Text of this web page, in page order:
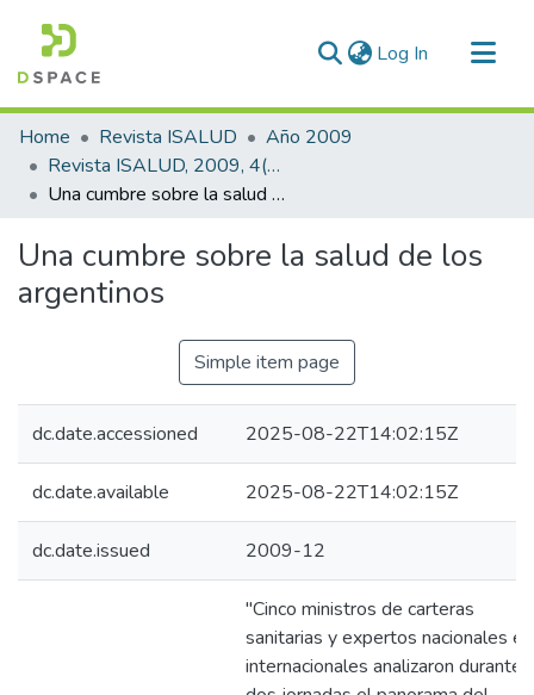
Log In (current)
Communities & Collections
All of DSpace
Statistics
Home Revista ISALUD
Año 2009
Revista ISALUD, 2009, 4(20)
Una cumbre sobre la salud de los argentinos
Una cumbre sobre la salud de los
argentinos
Simple item page
dc.date.accessioned 2025-08-22T14:02:15Z
dc.date.available 2025-08-22T14:02:15Z
dc.date.issued 2009-12
"Cinco ministros de carteras
sanitarias y expertos nacionales e
internacionales analizaron durante